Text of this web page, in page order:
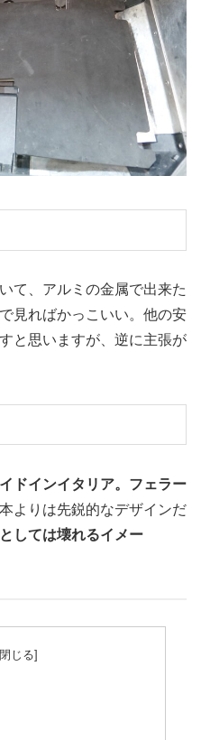
て、アルミの金属で出来た
見ればかっこいい。他の安
と思いますが、逆に主張が
ドインイタリア。フェラー
よりは先鋭的なデザインだ
しては壊れるイメー